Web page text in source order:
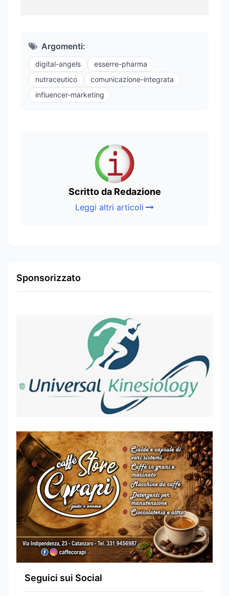
Argomenti:
digital-angels
esserre-pharma
nutraceutico
comunicazione-integrata
influencer-marketing
Scritto da Redazione
Leggi altri articoli
Sponsorizzato
Seguici sui Social